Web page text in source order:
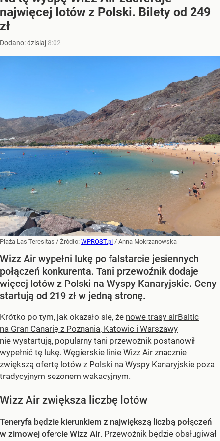
najwięcej lotów z Polski. Bilety od 249
zł
Dodano:dzisiaj 8:02
Plaża Las Teresitas / Źródło: WPROST.pl / Anna Mokrzanowska
Wizz Air wypełni lukę po falstarcie jesiennych
połączeń konkurenta. Tani przewoźnik dodaje
więcej lotów z Polski na Wyspy Kanaryjskie. Ceny
startują od 219 zł w jedną stronę.
Krótko po tym, jak okazało się, że nowe trasy airBaltic
na Gran Canarię z Poznania, Katowic i Warszawy
nie wystartują, popularny tani przewoźnik postanowił
wypełnić tę lukę. Węgierskie linie Wizz Air znacznie
zwiększą ofertę lotów z Polski na Wyspy Kanaryjskie poza
tradycyjnym sezonem wakacyjnym.
Wizz Air zwiększa liczbę lotów
Teneryfa będzie kierunkiem z największą liczbą połączeń
w zimowej ofercie Wizz Air. Przewoźnik będzie obsługiwał